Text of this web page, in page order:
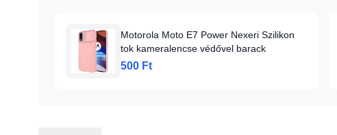
Motorola Moto E7 Power Nexeri Szilikon
tok kameralencse védővel barack
500 Ft